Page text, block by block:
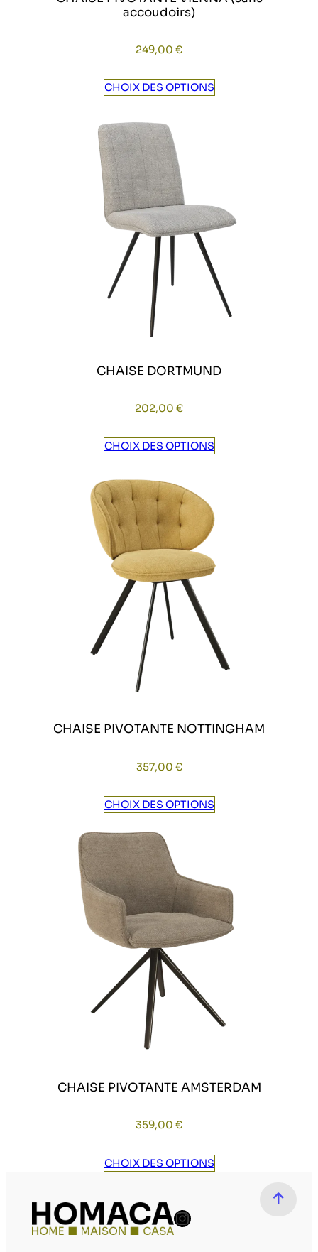
accoudoirs)
249,00 €
CHOIX DES OPTIONS
CHAISE DORTMUND
202,00 €
CHOIX DES OPTIONS
CHAISE PIVOTANTE NOTTINGHAM
357,00 €
CHOIX DES OPTIONS
CHAISE PIVOTANTE AMSTERDAM
359,00 €
CHOIX DES OPTIONS
Compte